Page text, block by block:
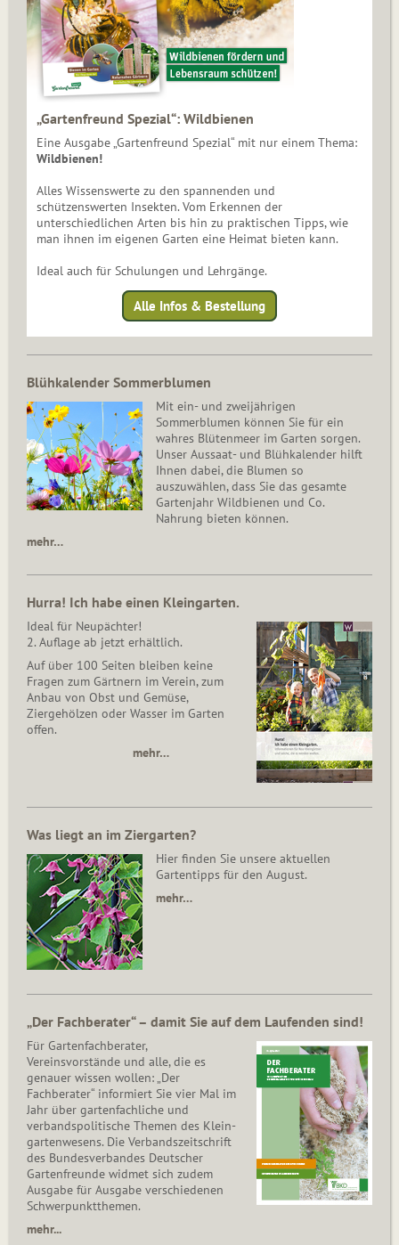
„Gartenfreund Spezial“: Wildbienen
Eine Ausgabe „Gartenfreund Spezial“ mit nur einem Thema:
Wildbienen!
Alles Wissenswerte zu den spannenden und
schützenswerten Insekten. Vom Erkennen der
unterschiedlichen Arten bis hin zu praktischen Tipps, wie
man ihnen im eigenen Garten eine Heimat bieten kann.
Ideal auch für Schulungen und Lehrgänge.
Alle Infos & Bestellung
Blühkalender Sommerblumen
Mit ein- und zweijährigen
Sommerblumen können Sie für ein
wahres Blütenmeer im Garten sorgen.
Unser Aussaat- und Blühkalender hilft
Ihnen dabei, die Blumen so
auszuwählen, dass Sie das gesamte
Gartenjahr Wildbienen und Co.
Nahrung bieten können.
mehr…
Hurra! Ich habe einen Kleingarten.
Ideal für Neupächter!
2. Auflage ab jetzt erhältlich.
Auf über 100 Seiten bleiben keine
Fragen zum Gärtnern im Verein, zum
Anbau von Obst und Gemüse,
Ziergehölzen oder Wasser im Garten
offen.
mehr…
Was liegt an im Ziergarten?
Hier finden Sie unsere aktuellen
Gartentipps für den August.
mehr…
„Der Fachberater“ – damit Sie auf dem Laufenden sind!
Für Gartenfachberater,
Vereinsvorstände und alle, die es
genauer wissen wollen: „Der
Fachberater“ informiert Sie vier Mal im
Jahr über gartenfachliche und
verbandspolitische Themen des Klein­
gar­ten­wesens. Die Ver­bands­zeit­schrift
des Bun­des­ver­ban­des Deutscher
Gartenfreunde widmet sich zudem
Ausgabe für Ausgabe verschiedenen
Schwer­punkt­the­men.
mehr...